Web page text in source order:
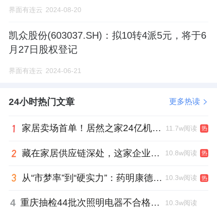
界面有连云 2024-08-20
凯众股份(603037.SH)：拟10转4派5元，将于6
月27日股权登记
界面有连云 2024-06-21
24小时热门文章 更多热读
家居卖场首单！居然之家24亿机构间REITs获深交所无异议函 11.7w阅读 热
藏在家居供应链深处，这家企业正在悄悄转型 10.8w阅读 热
从“市梦率”到“硬实力”：药明康德如何用业绩填平2021年估值鸿沟？ 10.3w阅读 热
4 重庆抽检44批次照明电器不合格，木林森全资子公司被点名 10.3w阅读